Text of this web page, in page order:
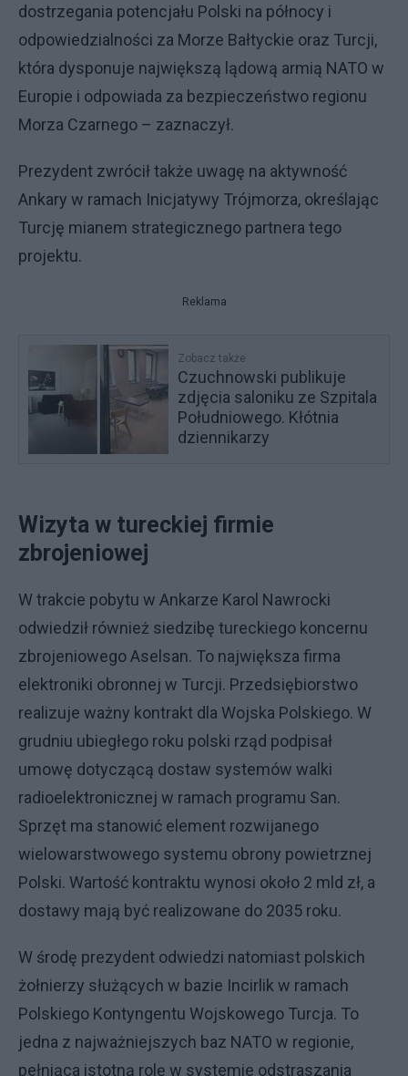
dostrzegania potencjału Polski na północy i
odpowiedzialności za Morze Bałtyckie oraz Turcji,
która dysponuje największą lądową armią NATO w
Europie i odpowiada za bezpieczeństwo regionu
Morza Czarnego – zaznaczył.
Prezydent zwrócił także uwagę na aktywność
Ankary w ramach Inicjatywy Trójmorza, określając
Turcję mianem strategicznego partnera tego
projektu.
Reklama
Zobacz także
Czuchnowski publikuje
zdjęcia saloniku ze Szpitala
Południowego. Kłótnia
dziennikarzy
Wizyta w tureckiej firmie
zbrojeniowej
W trakcie pobytu w Ankarze Karol Nawrocki
odwiedził również siedzibę tureckiego koncernu
zbrojeniowego Aselsan. To największa firma
elektroniki obronnej w Turcji. Przedsiębiorstwo
realizuje ważny kontrakt dla Wojska Polskiego. W
grudniu ubiegłego roku polski rząd podpisał
umowę dotyczącą dostaw systemów walki
radioelektronicznej w ramach programu San.
Sprzęt ma stanowić element rozwijanego
wielowarstwowego systemu obrony powietrznej
Polski. Wartość kontraktu wynosi około 2 mld zł, a
dostawy mają być realizowane do 2035 roku.
W środę prezydent odwiedzi natomiast polskich
żołnierzy służących w bazie Incirlik w ramach
Polskiego Kontyngentu Wojskowego Turcja. To
jedna z najważniejszych baz NATO w regionie,
pełniąca istotną rolę w systemie odstraszania